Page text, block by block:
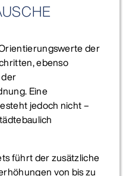
der
ebenso
Eine
jedoch nicht –
führt der zusätzliche
von bis zu